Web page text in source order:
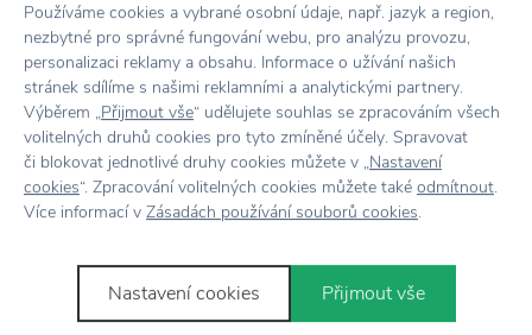
Vrácení zbožído 30 dnů
7500+ produktůna výběr
Showroom ve Zlíně
Novinkye-mailem
Používáme cookies a vybrané osobní údaje, např. jazyk a region,
nezbytné pro správné fungování webu, pro analýzu provozu,
personalizaci reklamy a obsahu. Informace o užívání našich
stránek sdílíme s našimi reklamními a analytickými partnery.
Výběrem „Přijmout vše“ udělujete souhlas se zpracováním všech
volitelných druhů cookies pro tyto zmíněné účely. Spravovat
či blokovat jednotlivé druhy cookies můžete v „Nastavení
cookies“. Zpracování volitelných cookies můžete také odmítnout.
Více informací v Zásadách používání souborů cookies.
Nastavení cookies Přijmout vše